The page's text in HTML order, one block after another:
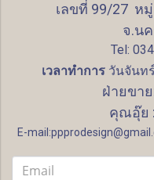
เลขที่ 99/27 หมู่
จ.น
Tel:
เวลาทำการวันจันทร์
ฝ่ายขา
คุณอุ๊ย
E-